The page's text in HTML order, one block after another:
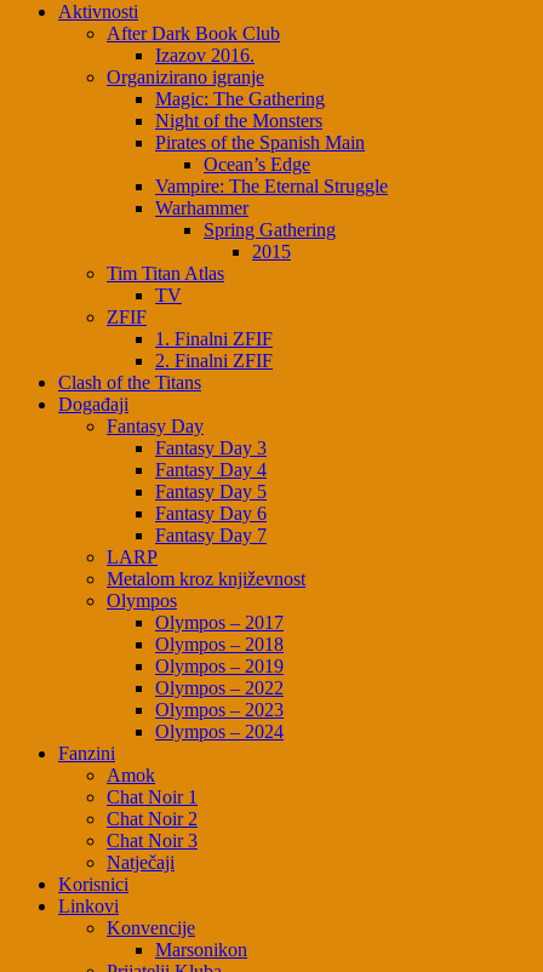
Aktivnosti
After Dark Book Club
Izazov 2016.
Organizirano igranje
Magic: The Gathering
Night of the Monsters
Pirates of the Spanish Main
Ocean’s Edge
Vampire: The Eternal Struggle
Warhammer
Spring Gathering
2015
Tim Titan Atlas
TV
ZFIF
1. Finalni ZFIF
2. Finalni ZFIF
Clash of the Titans
Događaji
Fantasy Day
Fantasy Day 3
Fantasy Day 4
Fantasy Day 5
Fantasy Day 6
Fantasy Day 7
LARP
Metalom kroz književnost
Olympos
Olympos – 2017
Olympos – 2018
Olympos – 2019
Olympos – 2022
Olympos – 2023
Olympos – 2024
Fanzini
Amok
Chat Noir 1
Chat Noir 2
Chat Noir 3
Natječaji
Korisnici
Linkovi
Konvencije
Marsonikon